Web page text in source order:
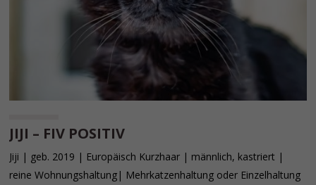
JIJI – FIV POSITIV
Jiji | geb. 2019 | Europäisch Kurzhaar | männlich, kastriert |
reine Wohnungshaltung| Mehrkatzenhaltung oder Einzelhaltung